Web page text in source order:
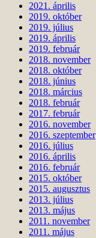
2021. április
2019. október
2019. július
2019. április
2019. február
2018. november
2018. október
2018. június
2018. március
2018. február
2017. február
2016. november
2016. szeptember
2016. július
2016. április
2016. február
2015. október
2015. augusztus
2013. július
2013. május
2011. november
2011. május